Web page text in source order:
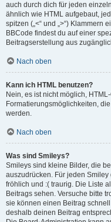
auch durch dich für jeden
ähnlich wie HTML aufgebaut,
spitzen („<“ und „>“) Klammern
BBCode findest du auf einer
Beitragserstellung aus
Nach oben
Kann ich HTML benutzen?
Nein, es ist nicht möglich,
Formatierungsmöglichkeiten,
werden.
Nach oben
Was sind Smileys?
Smileys sind kleine Bilder, die
auszudrücken. Für jeden
fröhlich und :( traurig. Die Liste
Beitrags sehen. Versuche bitte
sie können einen Beitrag
deshalb deinen Beitrag